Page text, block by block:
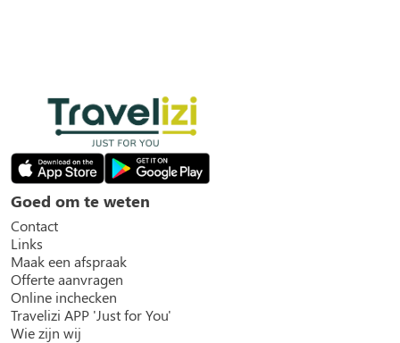
Goed om te weten
Contact
Links
Maak een afspraak
Offerte aanvragen
Online inchecken
Travelizi APP 'Just for You'
Wie zijn wij